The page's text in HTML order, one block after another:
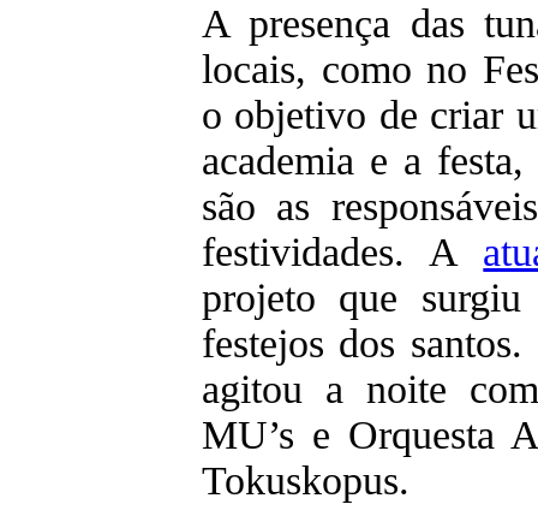
A presença das
locais, como no
o objetivo de criar
academia e a festa,
são as
festividades. A
projeto que
festejos dos
agitou a noite
MU’s e Orquesta
Tokuskopus.